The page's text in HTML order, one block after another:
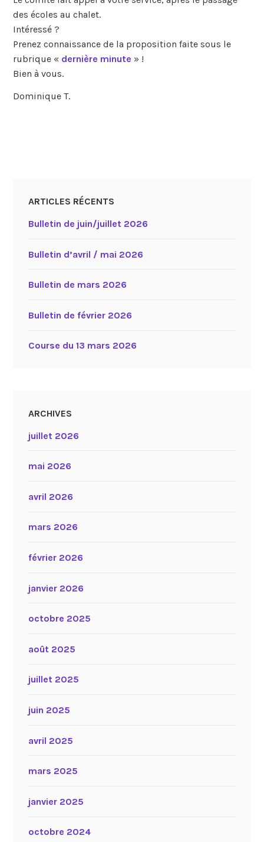
des écoles au chalet.
Intéressé ?
Prenez connaissance de la proposition faite sous le
rubrique « dernière minute » !
Bien à vous.
Dominique T.
ARTICLES RÉCENTS
Bulletin de juin/juillet 2026
Bulletin d’avril / mai 2026
Bulletin de mars 2026
Bulletin de février 2026
Course du 13 mars 2026
ARCHIVES
juillet 2026
mai 2026
avril 2026
mars 2026
février 2026
janvier 2026
octobre 2025
août 2025
juillet 2025
juin 2025
avril 2025
mars 2025
janvier 2025
octobre 2024